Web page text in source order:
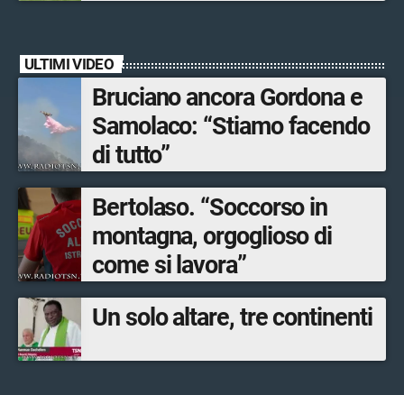
ULTIMI VIDEO
Bruciano ancora Gordona e
Samolaco: “Stiamo facendo
di tutto”
Bertolaso. “Soccorso in
montagna, orgoglioso di
come si lavora”
Un solo altare, tre continenti